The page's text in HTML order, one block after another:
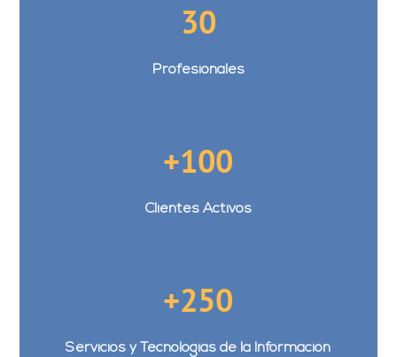
30
Profesionales
+100
Clientes Activos
+250
Servicios y Tecnologías de la Información